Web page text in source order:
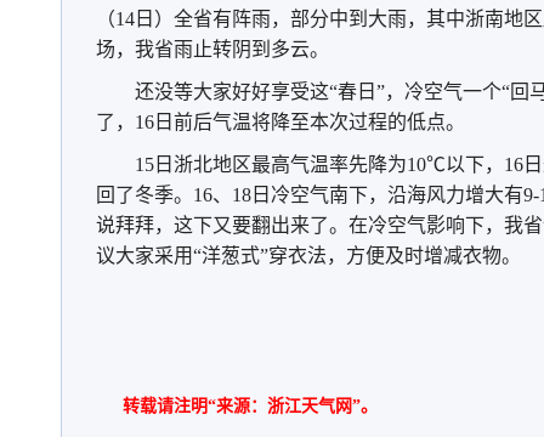
（14日）全省有阵雨，部分中到大雨，其中浙南地
场，我省雨止转阴到多云。
还没等大家好好享受这“春日”，冷空气一个“回
了，16日前后气温将降至本次过程的低点。
15日浙北地区最高气温率先降为10℃以下，16
回了冬季。16、18日冷空气南下，沿海风力增大有
说拜拜，这下又要翻出来了。在冷空气影响下，我
议大家采用“洋葱式”穿衣法，方便及时增减衣物。
转载请注明“来源：浙江天气网”。